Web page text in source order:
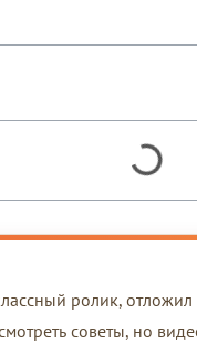
ролик,
советы, но